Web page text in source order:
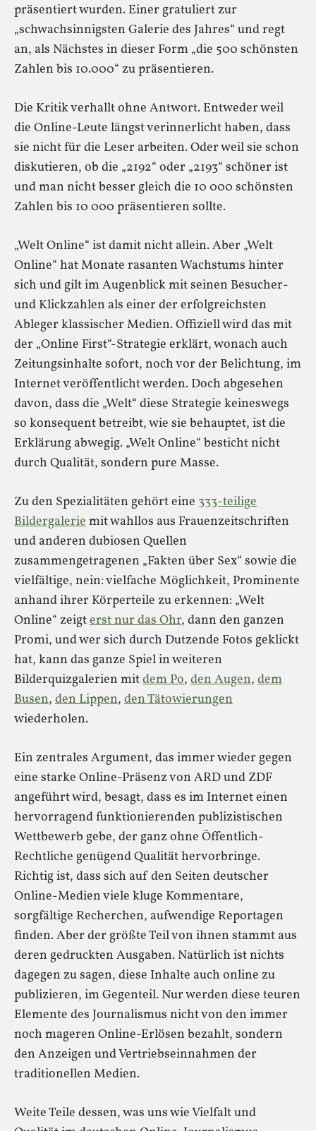
präsentiert wurden. Einer gratuliert zur
„schwachsinnigsten Galerie des Jahres“ und regt
an, als Nächstes in dieser Form „die 500 schönsten
Zahlen bis 10.000“ zu präsentieren.
Die Kritik verhallt ohne Antwort. Entweder weil
die Online-Leute längst verinnerlicht haben, dass
sie nicht für die Leser arbeiten. Oder weil sie schon
diskutieren, ob die „2192“ oder „2193“ schöner ist
und man nicht besser gleich die 10 000 schönsten
Zahlen bis 10 000 präsentieren sollte.
„Welt Online“ ist damit nicht allein. Aber „Welt
Online“ hat Monate rasanten Wachstums hinter
sich und gilt im Augenblick mit seinen Besucher-
und Klickzahlen als einer der erfolgreichsten
Ableger klassischer Medien. Offiziell wird das mit
der „Online First“-Strategie erklärt, wonach auch
Zeitungsinhalte sofort, noch vor der Belichtung, im
Internet veröffentlicht werden. Doch abgesehen
davon, dass die „Welt“ diese Strategie keineswegs
so konsequent betreibt, wie sie behauptet, ist die
Erklärung abwegig. „Welt Online“ besticht nicht
durch Qualität, sondern pure Masse.
Zu den Spezialitäten gehört eine 333-teilige
Bildergaleriemit wahllos aus Frauenzeitschriften
und anderen dubiosen Quellen
zusammengetragenen „Fakten über Sex“ sowie die
vielfältige, nein: vielfache Möglichkeit, Prominente
anhand ihrer Körperteile zu erkennen: „Welt
Online“ zeigterst nur das Ohr, dann den ganzen
Promi, und wer sich durch Dutzende Fotos geklickt
hat, kann das ganze Spiel in weiteren
Bilderquizgalerien mitdem Po, den Augen, dem
Busen, den Lippen, den Tätowierungen
wiederholen.
Ein zentrales Argument, das immer wieder gegen
eine starke Online-Präsenz von ARD und ZDF
angeführt wird, besagt, dass es im Internet einen
hervorragend funktionierenden publizistischen
Wettbewerb gebe, der ganz ohne Öffentlich-
Rechtliche genügend Qualität hervorbringe.
Richtig ist, dass sich auf den Seiten deutscher
Online-Medien viele kluge Kommentare,
sorgfältige Recherchen, aufwendige Reportagen
finden. Aber der größte Teil von ihnen stammt aus
deren gedruckten Ausgaben. Natürlich ist nichts
dagegen zu sagen, diese Inhalte auch online zu
publizieren, im Gegenteil. Nur werden diese teuren
Elemente des Journalismus nicht von den immer
noch mageren Online-Erlösen bezahlt, sondern
den Anzeigen und Vertriebseinnahmen der
traditionellen Medien.
Weite Teile dessen, was uns wie Vielfalt und